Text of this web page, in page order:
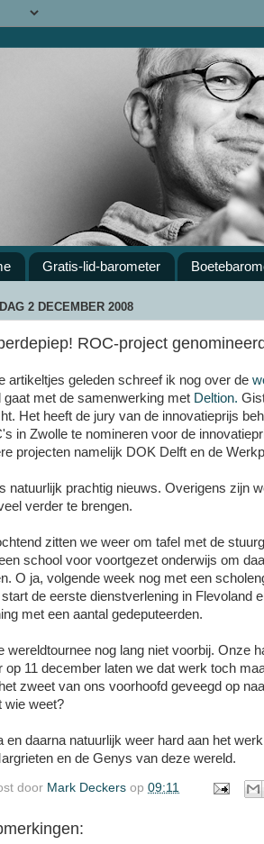
Gratis-lid-barometer
2 DECEMBER 2008
ROC-project
artikeltjes geleden schreef ik nog over de
gaat met de samenwerking met Deltion.
Het heeft de jury van de innovatieprijs
in Zwolle te nomineren voor de
projecten namelijk DOK Delft en de
natuurlijk prachtig nieuws. Overigens zijn
verder te brengen.
zitten we weer om tafel met de
school voor voortgezet onderwijs om
O ja, volgende week nog met een
de eerste dienstverlening in Flevoland
met een aantal gedeputeerden.
wereldtournee nog lang niet voorbij. Onze
op 11 december laten we dat werk toch
zweet van ons voorhoofd geveegd op
wie weet?
en daarna natuurlijk weer hard aan het
en de Genys van deze wereld.
door Mark Deckers op 09:11